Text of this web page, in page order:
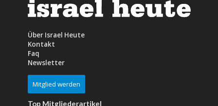
Über Israel Heute
Kontakt
Faq
Newsletter
Mitglied werden
Top Mitgliederartikel